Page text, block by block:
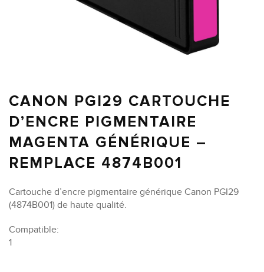
CANON PGI29 CARTOUCHE
D’ENCRE PIGMENTAIRE
MAGENTA GÉNÉRIQUE –
REMPLACE 4874B001
Cartouche d’encre pigmentaire générique Canon PGI29
(4874B001) de haute qualité.
Compatible:
1